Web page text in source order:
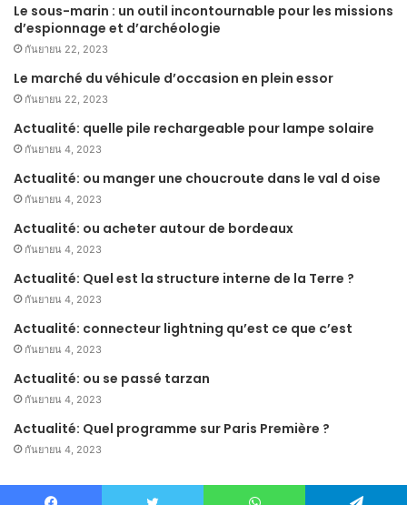
Le sous-marin : un outil incontournable pour les missions
d’espionnage et d’archéologie
กันยายน 22, 2023
Le marché du véhicule d’occasion en plein essor
กันยายน 22, 2023
Actualité: quelle pile rechargeable pour lampe solaire
กันยายน 4, 2023
Actualité: ou manger une choucroute dans le val d oise
กันยายน 4, 2023
Actualité: ou acheter autour de bordeaux
กันยายน 4, 2023
Actualité: Quel est la structure interne de la Terre ?
กันยายน 4, 2023
Actualité: connecteur lightning qu’est ce que c’est
กันยายน 4, 2023
Actualité: ou se passé tarzan
กันยายน 4, 2023
Actualité: Quel programme sur Paris Première ?
กันยายน 4, 2023